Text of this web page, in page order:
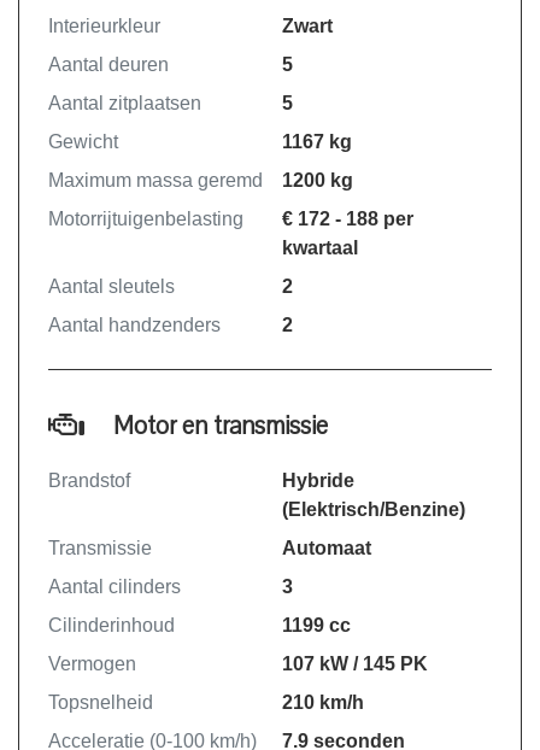
Interieurkleur
Zwart
Aantal deuren
5
Aantal zitplaatsen
5
Gewicht
1167 kg
Maximum massa geremd
1200 kg
Motorrijtuigenbelasting
€ 172 - 188 per
kwartaal
Aantal sleutels
2
Aantal handzenders
2
Motor en transmissie
Brandstof
Hybride
(Elektrisch/Benzine)
Transmissie
Automaat
Aantal cilinders
3
Cilinderinhoud
1199 cc
Vermogen
107 kW / 145 PK
Topsnelheid
210 km/h
Acceleratie (0-100 km/h)
7.9 seconden